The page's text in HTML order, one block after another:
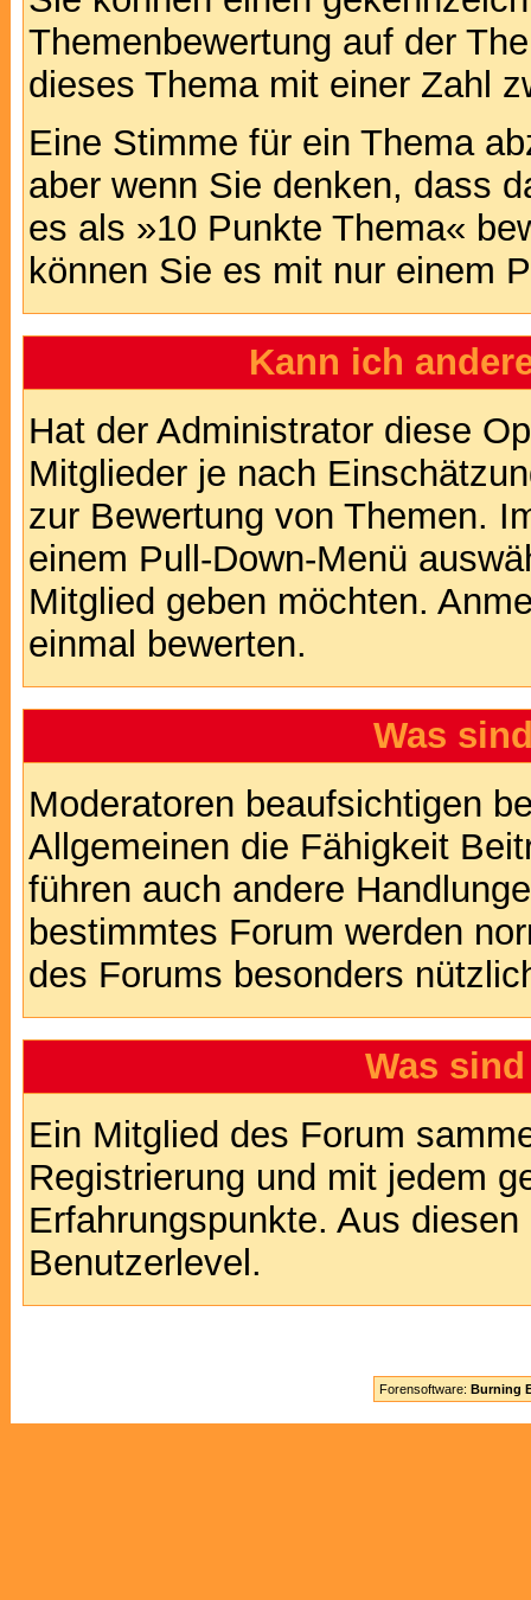
Themenbewertung auf der
dieses Thema mit einer Zahl
Eine Stimme für ein Thema
aber wenn Sie denken, dass
es als »10 Punkte Thema«
können Sie es mit nur einem
Kann ich
Hat der Administrator diese
Mitglieder je nach
zur Bewertung von Themen.
einem Pull-Down-Menü
Mitglied geben möchten.
einmal bewerten.
Was
Moderatoren beaufsichtigen
Allgemeinen die Fähigkeit
führen auch andere
bestimmtes Forum werden
des Forums besonders
Was
Ein Mitglied des Forum
Registrierung und mit jedem
Erfahrungspunkte. Aus
Benutzerlevel.
Forensoftware: Burning